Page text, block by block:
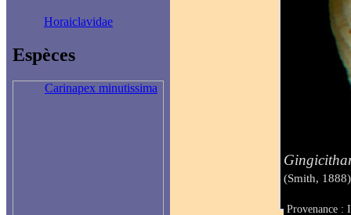
Horaiclavidae
Espèces
Carinapex minutissima
(Smith, 1888)
Provenance :